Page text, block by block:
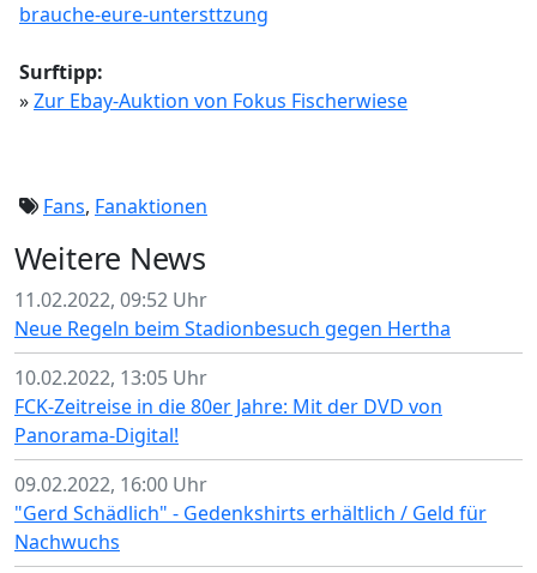
brauche-eure-untersttzung
Surftipp:
»Zur Ebay-Auktion von Fokus Fischerwiese
Fans, Fanaktionen
Weitere News
11.02.2022, 09:52 Uhr
Neue Regeln beim Stadionbesuch gegen Hertha
10.02.2022, 13:05 Uhr
FCK-Zeitreise in die 80er Jahre: Mit der DVD von
Panorama-Digital!
09.02.2022, 16:00 Uhr
"Gerd Schädlich" - Gedenkshirts erhältlich / Geld für
Nachwuchs